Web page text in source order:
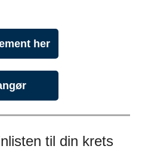
her
til din krets